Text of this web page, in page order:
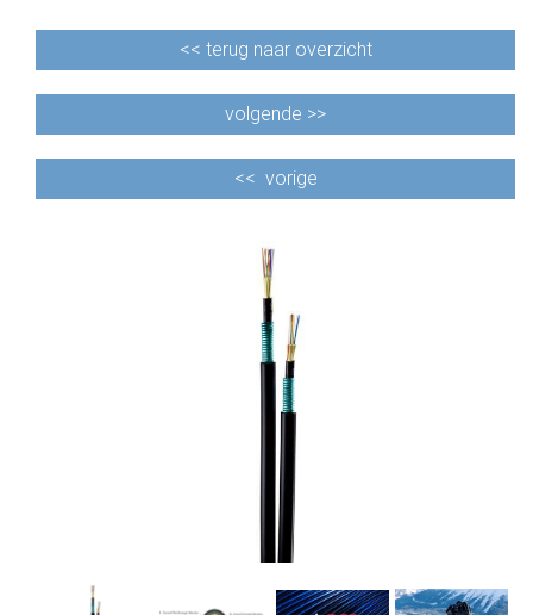
<< terug naar overzicht
volgende >>
<< vorige